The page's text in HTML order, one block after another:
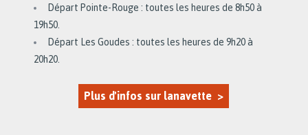
Départ Pointe-Rouge : toutes les heures de 8h50 à
19h50.
Départ Les Goudes : toutes les heures de 9h20 à
20h20.
Plus d'infos sur lanavette >